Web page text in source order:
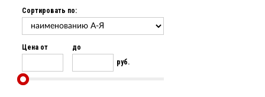
Сортировать по:
Цена от
до
руб.